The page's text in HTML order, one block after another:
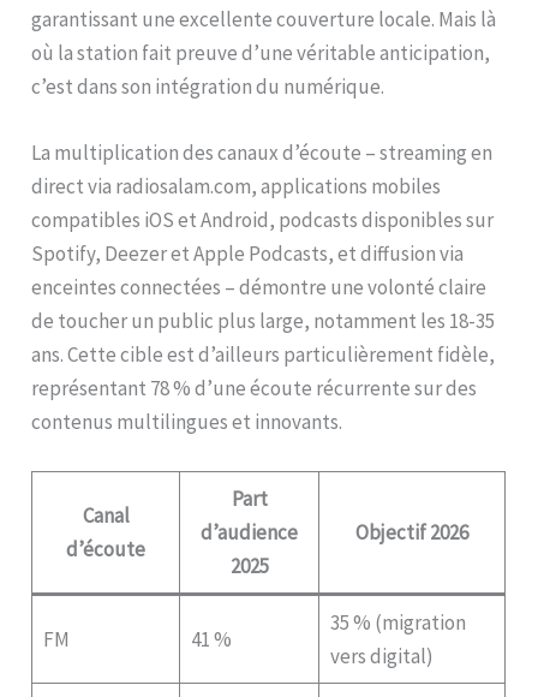
garantissant une excellente couverture locale. Mais là
où la station fait preuve d’une véritable anticipation,
c’est dans son intégration du numérique.
La multiplication des canaux d’écoute – streaming en
direct via radiosalam.com, applications mobiles
compatibles iOS et Android, podcasts disponibles sur
Spotify, Deezer et Apple Podcasts, et diffusion via
enceintes connectées – démontre une volonté claire
de toucher un public plus large, notamment les 18-35
ans. Cette cible est d’ailleurs particulièrement fidèle,
représentant 78 % d’une écoute récurrente sur des
contenus multilingues et innovants.
Canal
d’écoute
Part
d’audience
2025
Objectif 2026
FM 41 %
35 % (migration
vers digital)